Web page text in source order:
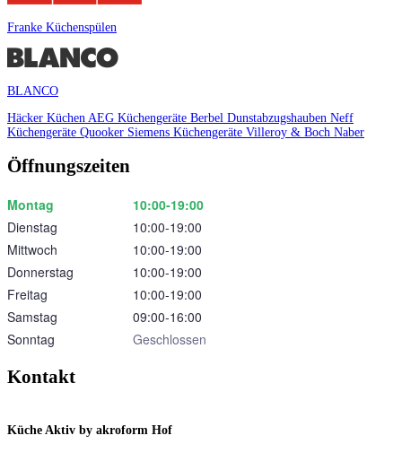
Franke Küchenspülen
BLANCO
Häcker Küchen AEG Küchengeräte Berbel Dunstabzugshauben Neff
Küchengeräte Quooker Siemens Küchengeräte Villeroy & Boch Naber
Öffnungszeiten
Montag
10:00‑19:00
Dienstag
10:00‑19:00
Mittwoch
10:00‑19:00
Donnerstag
10:00‑19:00
Freitag
10:00‑19:00
Samstag
09:00‑16:00
Sonntag
Geschlossen
Kontakt
Küche Aktiv by akroform Hof